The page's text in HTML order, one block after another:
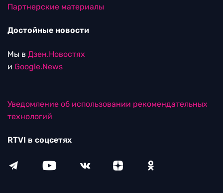
Партнерские материалы
Достойные новости
Мы в Дзен.Новостях
и Google.News
Уведомление об использовании рекомендательных
технологий
RTVI в соцсетях